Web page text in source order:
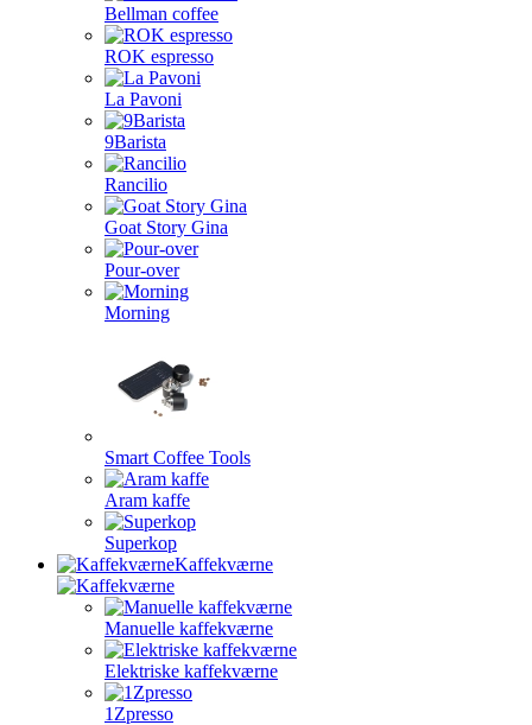
Bellman coffee
ROK espresso
La Pavoni
9Barista
Rancilio
Goat Story Gina
Pour-over
Morning
Smart Coffee Tools
Aram kaffe
Superkop
Kaffekværne
Manuelle kaffekværne
Elektriske kaffekværne
1Zpresso